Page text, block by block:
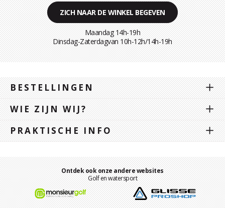
ZICH NAAR DE WINKEL BEGEVEN
Maandag 14h-19h
Dinsdag-Zaterdagvan 10h-12h/14h-19h
BESTELLINGEN
WIE ZIJN WIJ?
PRAKTISCHE INFO
Ontdek ook onze andere websites
Golf en watersport